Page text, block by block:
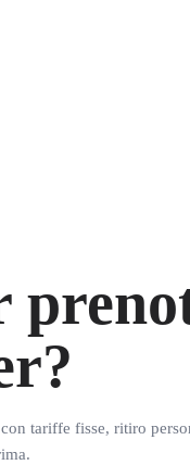
tariffe fisse, ritiro